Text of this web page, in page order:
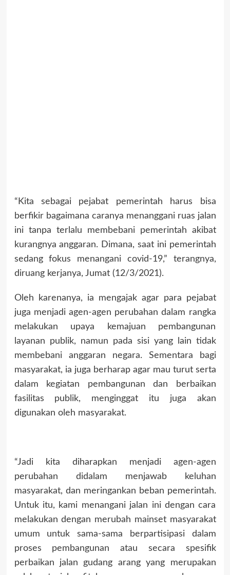
“Kita sebagai pejabat pemerintah harus bisa
berfikir bagaimana caranya menanggani ruas jalan
ini tanpa terlalu membebani pemerintah akibat
kurangnya anggaran. Dimana, saat ini pemerintah
sedang fokus menangani covid-19,” terangnya,
diruang kerjanya, Jumat (12/3/2021).
Oleh karenanya, ia mengajak agar para pejabat
juga menjadi agen-agen perubahan dalam rangka
melakukan upaya kemajuan pembangunan
layanan publik, namun pada sisi yang lain tidak
membebani anggaran negara. Sementara bagi
masyarakat, ia juga berharap agar mau turut serta
dalam kegiatan pembangunan dan berbaikan
fasilitas publik, menginggat itu juga akan
digunakan oleh masyarakat.
“Jadi kita diharapkan menjadi agen-agen
perubahan didalam menjawab keluhan
masyarakat, dan meringankan beban pemerintah.
Untuk itu, kami menangani jalan ini dengan cara
melakukan dengan merubah mainset masyarakat
umum untuk sama-sama berpartisipasi dalam
proses pembangunan atau secara spesifik
perbaikan jalan gudang arang yang merupakan